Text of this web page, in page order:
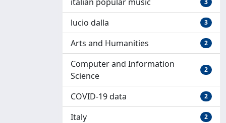
3
lucio dalla 3
Arts and Humanities 2
Computer and Information
Science
2
COVID-19 data 2
Italy 2